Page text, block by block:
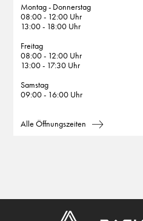
Montag - Donnerstag
08:00 - 12:00 Uhr
13:00 - 18:00 Uhr
Freitag
08:00 - 12:00 Uhr
13:00 - 17:30 Uhr
Samstag
09:00 - 16:00 Uhr
Alle Öffnungszeiten